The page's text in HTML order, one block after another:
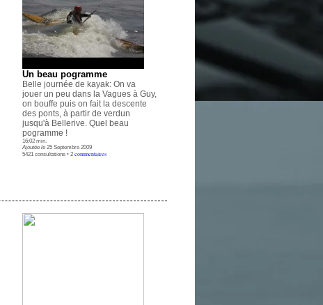
Un beau pogramme
Belle journée de kayak: On va
jouer un peu dans la Vagues à Guy,
on bouffe puis on fait la descente
des ponts, à partir de verdun
jusqu'à Bellerive. Quel beau
pogramme !
16:02 min.
Ajoutée le 25 Septembre 2009
5421 consultations • 2 commentaires